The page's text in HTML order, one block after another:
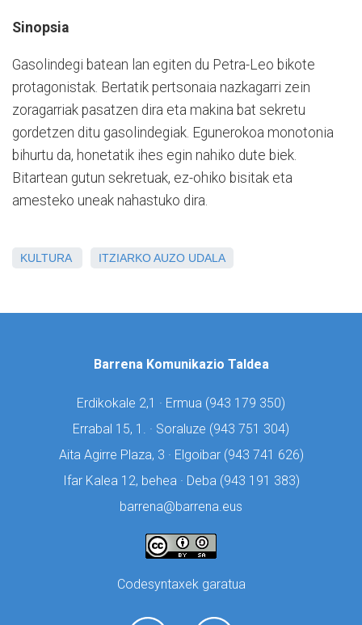
Sinopsia
Gasolindegi batean lan egiten du Petra-Leo bikote
protagonistak. Bertatik pertsonaia nazkagarri zein
zoragarriak pasatzen dira eta makina bat sekretu
gordetzen ditu gasolindegiak. Egunerokoa monotonia
bihurtu da, honetatik ihes egin nahiko dute biek.
Bitartean gutun sekretuak, ez-ohiko bisitak eta
amesteko uneak nahastuko dira.
KULTURA ITZIARKO AUZO UDALA
Barrena Komunikazio Taldea
Erdikokale 2,1 · Ermua (943 179 350)
Errabal 15, 1. · Soraluze (943 751 304)
Aita Agirre Plaza, 3 · Elgoibar (943 741 626)
Ifar Kalea 12, behea · Deba (943 191 383)
barrena@barrena.eus
Codesyntaxek garatua